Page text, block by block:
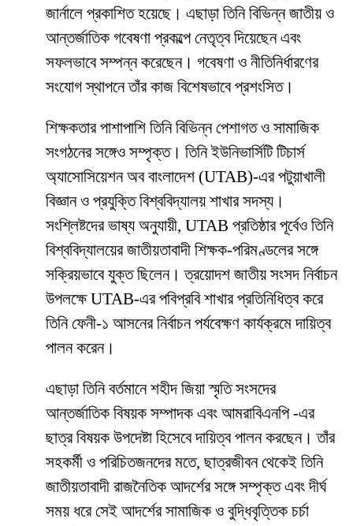
জার্নালে প্রকাশিত হয়েছে। এছাড়া তিনি বিভিন্ন জাতীয় ও
আন্তর্জাতিক গবেষণা প্রকল্পে নেতৃত্ব দিয়েছেন এবং
সফলভাবে সম্পন্ন করেছেন। গবেষণা ও নীতিনির্ধারণের
সংযোগ স্থাপনে তাঁর কাজ বিশেষভাবে প্রশংসিত।
শিক্ষকতার পাশাপাশি তিনি বিভিন্ন পেশাগত ও সামাজিক
সংগঠনের সঙ্গেও সম্পৃক্ত। তিনি ইউনিভার্সিটি টিচার্স
অ্যাসোসিয়েশন অব বাংলাদেশ (UTAB)-এর পটুয়াখালী
বিজ্ঞান ও প্রযুক্তি বিশ্ববিদ্যালয় শাখার সদস্য।
সংশ্লিষ্টদের ভাষ্য অনুযায়ী, UTAB প্রতিষ্ঠার পূর্বেও তিনি
বিশ্ববিদ্যালয়ের জাতীয়তাবাদী শিক্ষক-পরিমণ্ডলের সঙ্গে
সক্রিয়ভাবে যুক্ত ছিলেন। ত্রয়োদশ জাতীয় সংসদ নির্বাচন
উপলক্ষে UTAB-এর পবিপ্রবি শাখার প্রতিনিধিত্ব করে
তিনি ফেনী-১ আসনের নির্বাচন পর্যবেক্ষণ কার্যক্রমে দায়িত্ব
পালন করেন।
এছাড়া তিনি বর্তমানে শহীদ জিয়া স্মৃতি সংসদের
আন্তর্জাতিক বিষয়ক সম্পাদক এবং আমরাবিএনপি -এর
ছাত্র বিষয়ক উপদেষ্টা হিসেবে দায়িত্ব পালন করছেন। তাঁর
সহকর্মী ও পরিচিতজনদের মতে, ছাত্রজীবন থেকেই তিনি
জাতীয়তাবাদী রাজনৈতিক আদর্শের সঙ্গে সম্পৃক্ত এবং দীর্ঘ
সময় ধরে সেই আদর্শের সামাজিক ও বুদ্ধিবৃত্তিক চর্চা